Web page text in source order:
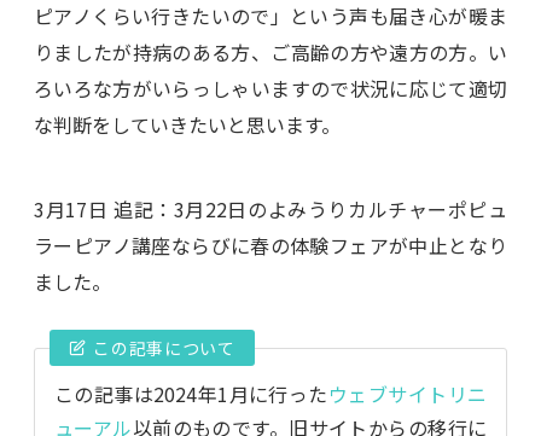
ピアノくらい行きたいので」という声も届き心が暖ま
りましたが持病のある方、ご高齢の方や遠方の方。い
ろいろな方がいらっしゃいますので状況に応じて適切
な判断をしていきたいと思います。
3月17日 追記：3月22日のよみうりカルチャーポピュ
ラーピアノ講座ならびに春の体験フェアが中止となり
ました。
この記事について
この記事は2024年1月に行ったウェブサイトリニ
ューアル以前のものです。旧サイトからの移行に